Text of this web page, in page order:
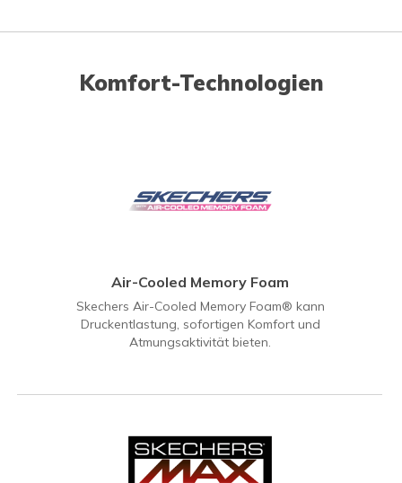
Komfort-Technologien
Air-Cooled Memory Foam
Skechers Air-Cooled Memory Foam® kann
Druckentlastung, sofortigen Komfort und
Atmungsaktivität bieten.